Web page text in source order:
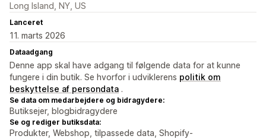
Long Island, NY, US
Lanceret
11. marts 2026
Dataadgang
Denne app skal have adgang til følgende data for at kunne
fungere i din butik. Se hvorfor i udviklerens politik om
beskyttelse af persondata .
Se data om medarbejdere og bidragydere:
Butiksejer, blogbidragydere
Se og rediger butiksdata:
Produkter, Webshop, tilpassede data, Shopify-